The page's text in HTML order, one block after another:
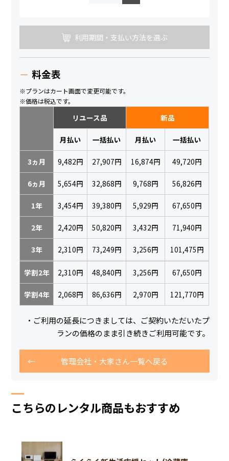
利用期間・支払い方法を選ぶ
料金表
※プランはカート画面で変更可能です。
※価格は税込です。
リユース品 新品
月払い 一括払い 月払い 一括払い
3ヵ月 9,482円 27,907円 16,874円 49,720円
6ヵ月 5,654円 32,868円 9,768円 56,826円
1年 3,454円 39,380円 5,929円 67,650円
2年 2,420円 50,820円 3,432円 71,940円
3年 2,310円 73,249円 3,256円 101,475円
学割2年 2,310円 48,840円 3,256円 67,650円
学割4年 2,068円 86,636円 2,970円 121,770円
・ご利用の延長につきましては、ご契約いただいたプ
ランの価格のまま引き続きご利用可能です。
管理会社・大家さん一覧へ戻る
こちらのレンタル商品もおすすめ